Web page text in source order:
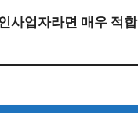
사업자라면 매우 적